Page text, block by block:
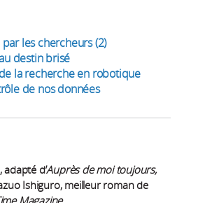
les chercheurs (2)
destin brisé
la recherche en robotique
de nos données
d’Auprès de moi toujours,
Ishiguro, meilleur roman de